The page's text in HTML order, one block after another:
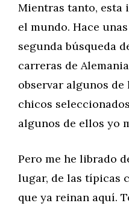
Mientras tanto, esta
el mundo. Hace
segunda búsqueda
carreras de
observar algunos de
chicos
algunos de ellos yo
Pero me he librado
lugar, de las típicas
que ya reinan aquí.